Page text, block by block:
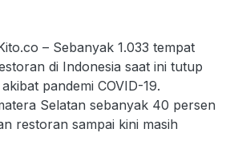
– Sebanyak 1.033 tempat
di Indonesia saat ini tutup
pandemi COVID-19.
Selatan sebanyak 40 persen
restoran sampai kini masih